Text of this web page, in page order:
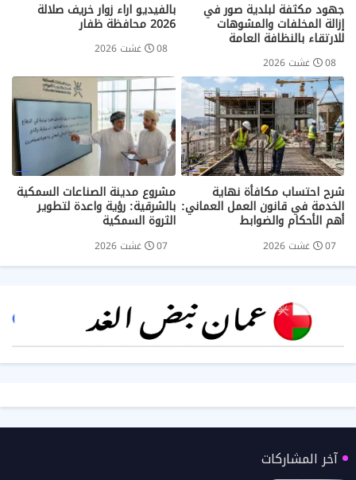
جهود مكثفة لبلدية صور في
إزالة المخلفات والمشوهات
للارتقاء بالنظافة العامة
08 غشت 2026
بالفيديو اراء زوار خريف صلالة
2026 محافظة ظفار
08 غشت 2026
شرح احتساب مكافأة نهاية
الخدمة في قانون العمل العماني:
أهم الأحكام والضوابط
07 غشت 2026
مشروع مدينة الصناعات السمكية
بالشرقية: رؤية واعدة لتطوير
الثروة السمكية
07 غشت 2026
آخر المشاركات